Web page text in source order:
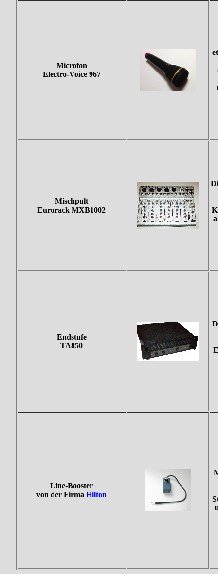
Microfon
Electro-Voice 967
Mischpult
Eurorack MXB1002
Endstufe
TA850
Line-Booster
von der Firma Hilton